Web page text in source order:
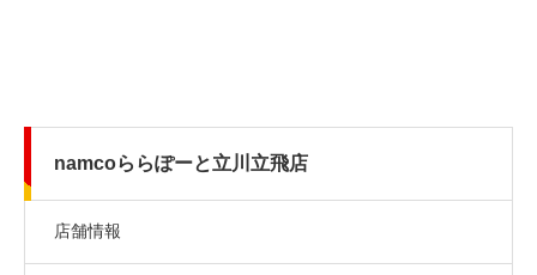
namcoららぽーと立川立飛店
店舗情報